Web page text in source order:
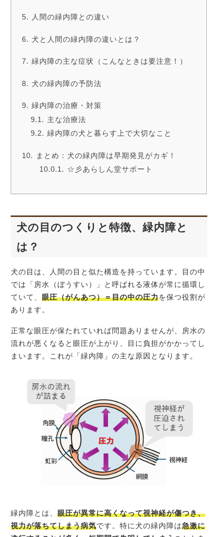
人間の緑内障との違い
犬と人間の緑内障の違いとは？
緑内障の主な症状（こんなときは要注意！）
犬の緑内障の予防法
緑内障の治療・対策
主な治療法
緑内障の犬と暮らす上で大切なこと
まとめ：犬の緑内障は早期発見がカギ！
☆彡あらしん堂サポート
犬の目のつくりと特徴、緑内障と
は？
犬の目は、人間の目と似た構造を持っています。目の中
では「房水（ぼうすい）」と呼ばれる液体が常に循環し
ていて、眼圧（がんあつ）＝目の中の圧力を保つ役割が
あります。
正常な眼圧が保たれていれば問題ありませんが、房水の
流れが悪くなると眼圧が上がり、目に負担がかかってし
まいます。これが「緑内障」の主な原因となります。
緑内障とは、眼圧が異常に高くなって視神経が傷つき、
視力が落ちてしまう病気です。特に犬の緑内障は急激に